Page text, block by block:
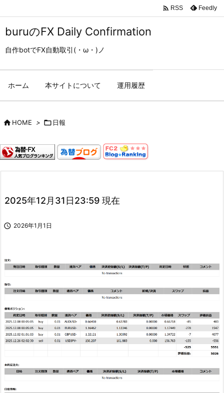
buruのFX Daily Confirmation
自作botでFX自動取引(・ω・)ノ
ホーム 本サイトについて 運用履歴
 RSS Feedly
HOME >  日報
2025年12月31日23:59 現在
 2026年1月1日